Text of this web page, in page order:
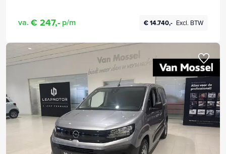
va. € 247,- p/m € 14.740,- Excl. BTW